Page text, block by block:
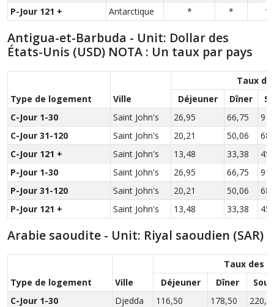
P-Jour 121 +
Antarctique * * *
Antigua-et-Barbuda - Unit: Dollar des
États-Unis (USD) NOTA : Un taux par pays
Type de logement Ville
Taux
Déjeuner
Dîner
C-Jour 1-30
Saint John's 26,95 66,75
C-Jour 31-120
Saint John's 20,21 50,06
C-Jour 121 +
Saint John's 13,48 33,38
P-Jour 1-30
Saint John's 26,95 66,75
P-Jour 31-120
Saint John's 20,21 50,06
P-Jour 121 +
Saint John's 13,48 33,38
Arabie saoudite - Unit: Riyal saoudien (SAR)
Type de logement Ville
Taux des
Déjeuner
Dîner
C-Jour 1-30
Djedda 116,50 178,50